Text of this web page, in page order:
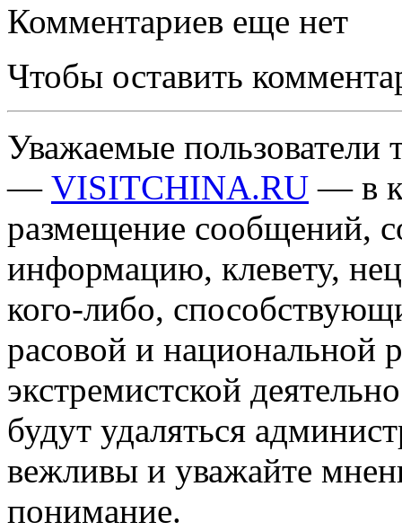
Комментариев еще нет
Чтобы оставить
Уважаемые пользователи
— VISITCHINA.RU — в
размещение сообщений,
информацию, клевету,
кого-либо,
расовой и национальной
экстремистской
будут удаляться
вежливы и уважайте
понимание.